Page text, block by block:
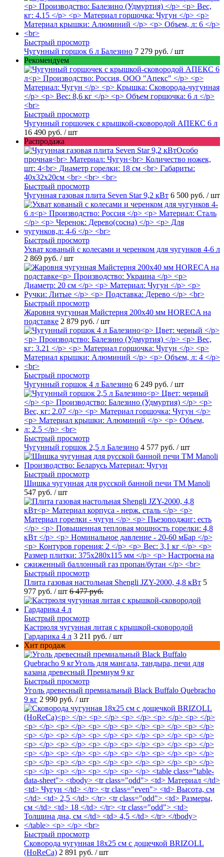
Быстрый просмотр
Чугунный горшок 6 л Балезино 7 279 руб. / шт
Рекомендуем
Быстрый просмотр
Чугунный горшочек с крышкой-сковородой АПЕКС 6 л
16 490 руб. / шт
Распродажа
Быстрый просмотр
Чугунная газовая плита Seven Star 9,2 кВт 6 500 руб. / шт
Быстрый просмотр
Ухват кованый с колесами и черенком для чугунков 4-6 л
2 869 руб. / шт
Быстрый просмотр
Жаровня чугунная Майстерня 200х40 мм HORECA на
подставке 2 879 руб. / шт
Быстрый просмотр
Чугунный горшок 4 л Балезино 6 249 руб. / шт
Быстрый просмотр
Чугунный горшок 2,5 л Балезино 4 577 руб. / шт
Быстрый просмотр
Шишка чугунная для русской банной печи ТМ Manoli
547 руб. / шт
Быстрый просмотр
Плита газовая настольная Shengli JZY-2000, 4,8 кВт 5
977 руб. / шт 6 477 руб.
Быстрый просмотр
Кастрюля чугунная литая с крышкой-сковородой
Гардарика 4 л 3 211 руб. / шт
Хит продаж
Быстрый просмотр
Уголь древесный премиальный Black Buffalo Quebracho
9 кг 2 990 руб. / шт
Быстрый просмотр
Сковорода чугунная 18х25 см с дощечкой BRIZOLL
(HoReCa) 2 891 руб. / шт